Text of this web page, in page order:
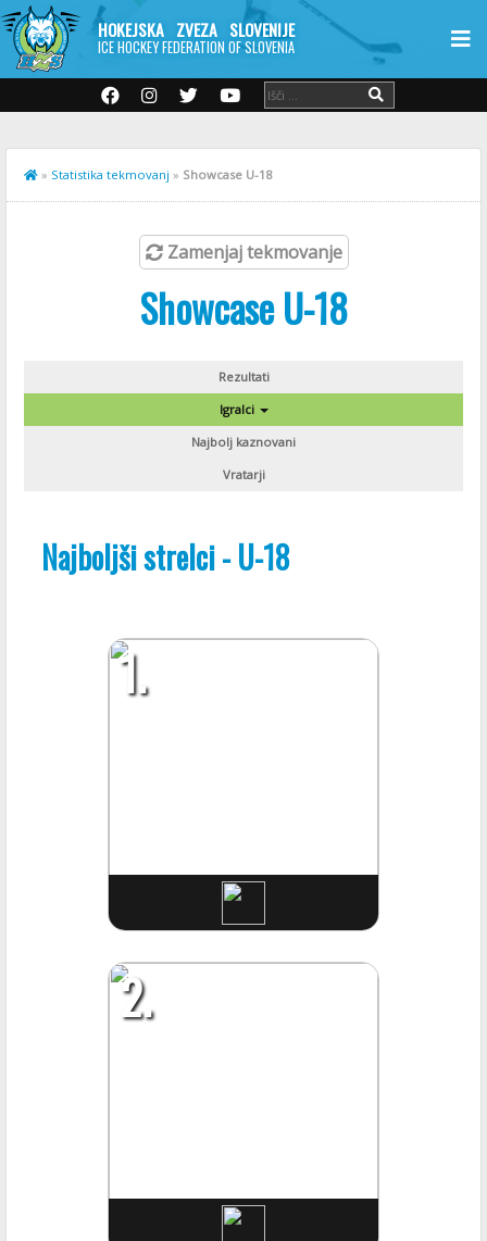
HOKEJSKA ZVEZA SLOVENIJE
ICE HOCKEY FEDERATION OF SLOVENIA
» Statistika tekmovanj » Showcase U-18
Zamenjaj tekmovanje
Showcase U-18
Rezultati
Igralci
Najbolj kaznovani
Vratarji
Najboljši strelci - U-18
1.
2.